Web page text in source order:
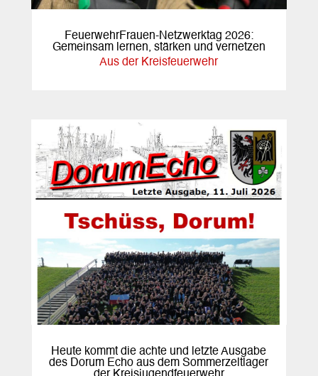
FeuerwehrFrauen-Netzwerktag 2026:
Gemeinsam lernen, stärken und vernetzen
Aus der Kreisfeuerwehr
Heute kommt die achte und letzte Ausgabe
des Dorum Echo aus dem Sommerzeltlager